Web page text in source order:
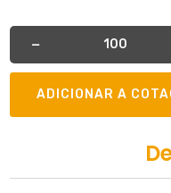
−
Quantidade
ADICIONAR A